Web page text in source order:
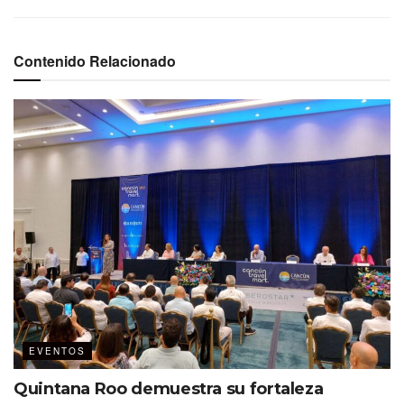
Contenido Relacionado
EVENTOS
Quintana Roo demuestra su fortaleza